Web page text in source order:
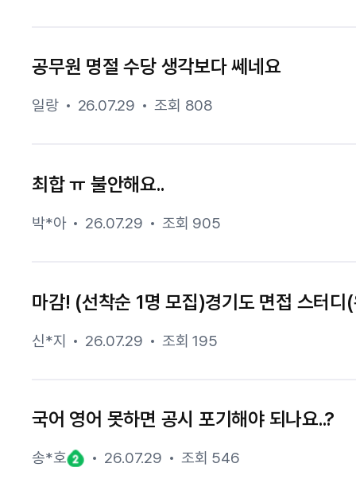
공무원 명절 수당 생각보다 쎄네요
일랑 26.07.29 조회 808
최합 ㅠ 불안해요..
박*아 26.07.29 조회 905
마감! (선착순 1명 모집)경기도 면접 스터디
신*지 26.07.29 조회 195
국어 영어 못하면 공시 포기해야 되나요..?
송*호 26.07.29 조회 546